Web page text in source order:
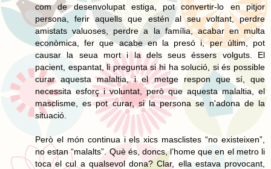
com de desenvolupat estiga, pot convertir-lo en pitjor
persona, ferir aquells que estén al seu voltant, perdre
amistats valuoses, perdre a la família, acabar en multa
econòmica, fer que acabe en la presó i, per últim, pot
causar la seua mort i la dels seus éssers volguts. El
pacient, espantat, li pregunta si hi ha solució, si és possible
curar aquesta malaltia, i el metge respon que sí, que
necessita esforç i voluntat, però que aquesta malaltia, el
masclisme, es pot curar, si la persona se n'adona de la
situació.
Però el món continua i els xics masclistes “no existeixen”,
no estan “malalts”. Què és, doncs, l’home que en el metro li
toca el cul a qualsevol dona? Clar, ella estava provocant,